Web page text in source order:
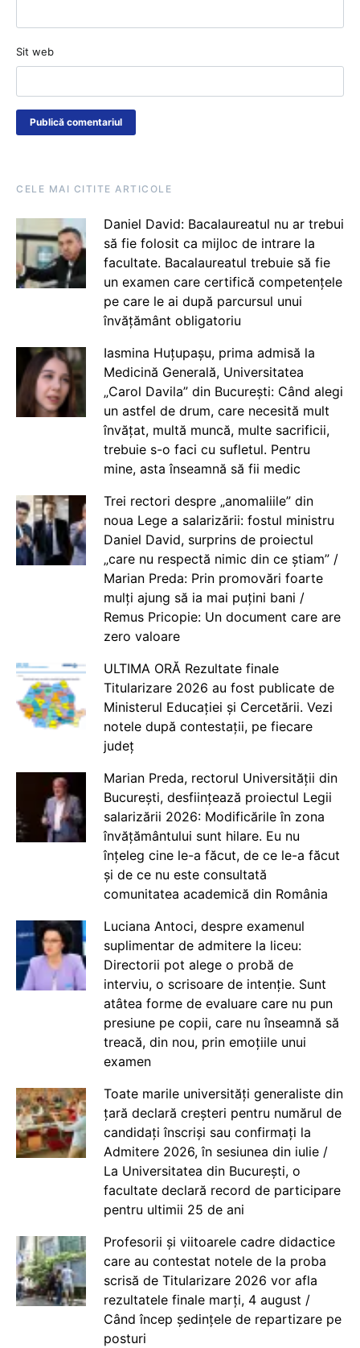
Sit web
CELE MAI CITITE ARTICOLE
Daniel David: Bacalaureatul nu ar trebui
să fie folosit ca mijloc de intrare la
facultate. Bacalaureatul trebuie să fie
un examen care certifică competențele
pe care le ai după parcursul unui
învățământ obligatoriu
Iasmina Huțupașu, prima admisă la
Medicină Generală, Universitatea
„Carol Davila” din București: Când alegi
un astfel de drum, care necesită mult
învățat, multă muncă, multe sacrificii,
trebuie s-o faci cu sufletul. Pentru
mine, asta înseamnă să fii medic
Trei rectori despre „anomaliile” din
noua Lege a salarizării: fostul ministru
Daniel David, surprins de proiectul
„care nu respectă nimic din ce știam” /
Marian Preda: Prin promovări foarte
mulți ajung să ia mai puțini bani /
Remus Pricopie: Un document care are
zero valoare
ULTIMA ORĂ Rezultate finale
Titularizare 2026 au fost publicate de
Ministerul Educației și Cercetării. Vezi
notele după contestații, pe fiecare
județ
Marian Preda, rectorul Universității din
București, desființează proiectul Legii
salarizării 2026: Modificările în zona
învățământului sunt hilare. Eu nu
înțeleg cine le-a făcut, de ce le-a făcut
și de ce nu este consultată
comunitatea academică din România
Luciana Antoci, despre examenul
suplimentar de admitere la liceu:
Directorii pot alege o probă de
interviu, o scrisoare de intenție. Sunt
atâtea forme de evaluare care nu pun
presiune pe copii, care nu înseamnă să
treacă, din nou, prin emoțiile unui
examen
Toate marile universități generaliste din
țară declară creșteri pentru numărul de
candidați înscriși sau confirmați la
Admitere 2026, în sesiunea din iulie /
La Universitatea din București, o
facultate declară record de participare
pentru ultimii 25 de ani
Profesorii și viitoarele cadre didactice
care au contestat notele de la proba
scrisă de Titularizare 2026 vor afla
rezultatele finale marți, 4 august /
Când încep ședințele de repartizare pe
posturi